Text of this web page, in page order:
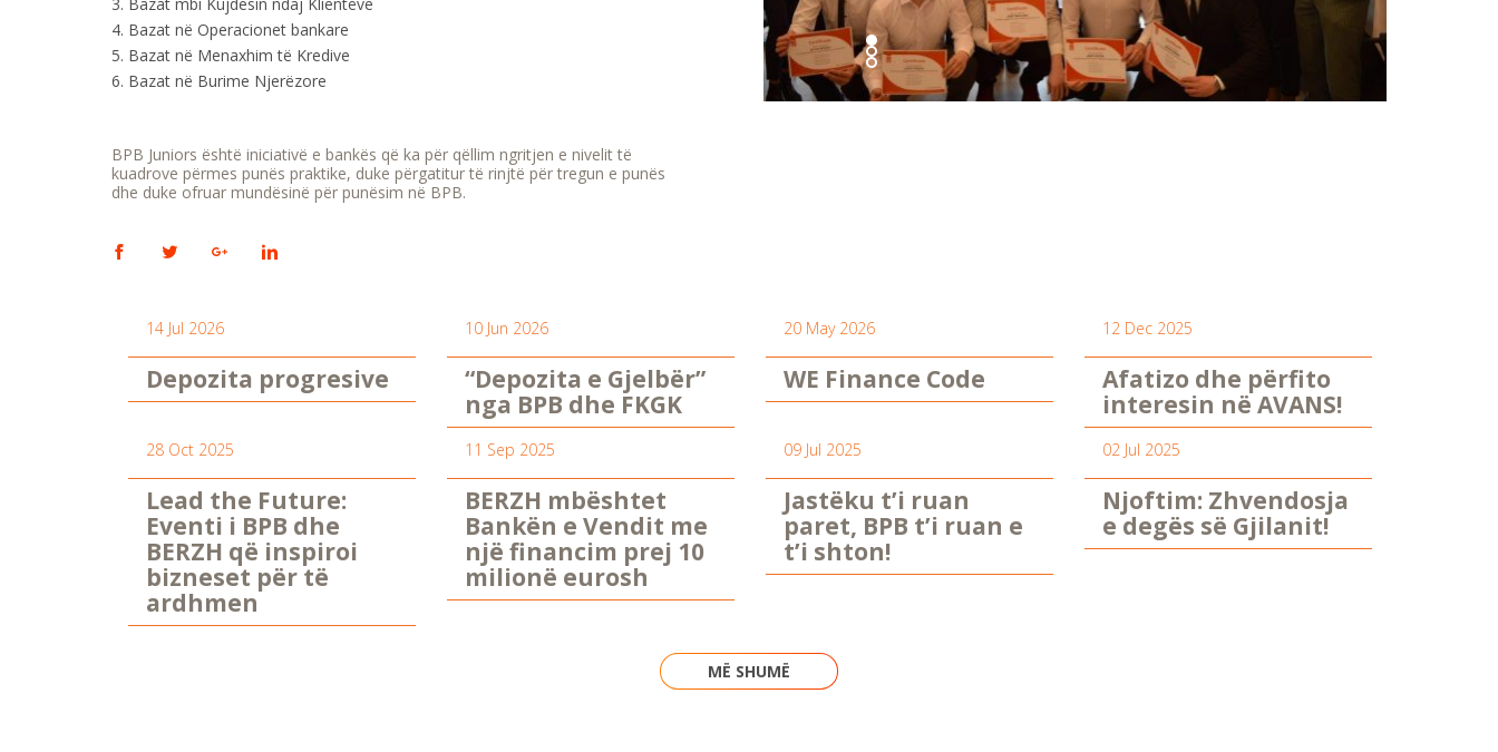
Bazat në Operacionet bankare
Bazat në Menaxhim të Kredive
Bazat në Burime Njerëzore
BPB Juniors është iniciativë e bankës që ka për qëllim ngritjen e nivelit të
kuadrove përmes punës praktike, duke përgatitur të rinjtë për tregun e punës
dhe duke ofruar mundësinë për punësim në BPB.
14 Jul 2026
Depozita progresive
10 Jun 2026
“Depozita e Gjelbër”
nga BPB dhe FKGK
20 May 2026
WE Finance Code
12 Dec 2025
Afatizo dhe përfito
interesin në AVANS!
28 Oct 2025
Lead the Future:
Eventi i BPB dhe
BERZH që inspiroi
bizneset për të
ardhmen
11 Sep 2025
BERZH mbështet
Bankën e Vendit me
një financim prej 10
milionë eurosh
09 Jul 2025
Jastëku t’i ruan
paret, BPB t’i ruan e
t’i shton!
02 Jul 2025
Njoftim: Zhvendosja
e degës së Gjilanit!
MË SHUMË